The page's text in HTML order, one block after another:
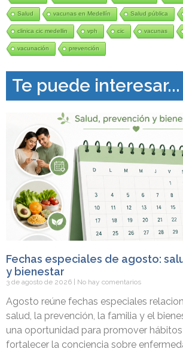
Salud vacunas en Medellín Salud pública
clinica cic medellin vph cic vacunas
vacunación prevención
Te puede interesar...
Fechas especiales de agosto:
y bienestar
3 de agosto de 2026 No hay comentarios
Agosto reúne fechas especiales
salud, la prevención, la familia y el
una oportunidad para promover hábitos
fortalecer la conciencia sobre